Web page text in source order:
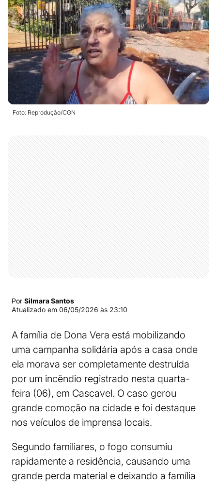
Foto: Reprodução/CGN
Por Silmara Santos
Atualizado em 06/05/2026 às 23:10
A família de Dona Vera está mobilizando
uma campanha solidária após a casa onde
ela morava ser completamente destruída
por um incêndio registrado nesta quarta-
feira (06), em Cascavel. O caso gerou
grande comoção na cidade e foi destaque
nos veículos de imprensa locais.
Segundo familiares, o fogo consumiu
rapidamente a residência, causando uma
grande perda material e deixando a família